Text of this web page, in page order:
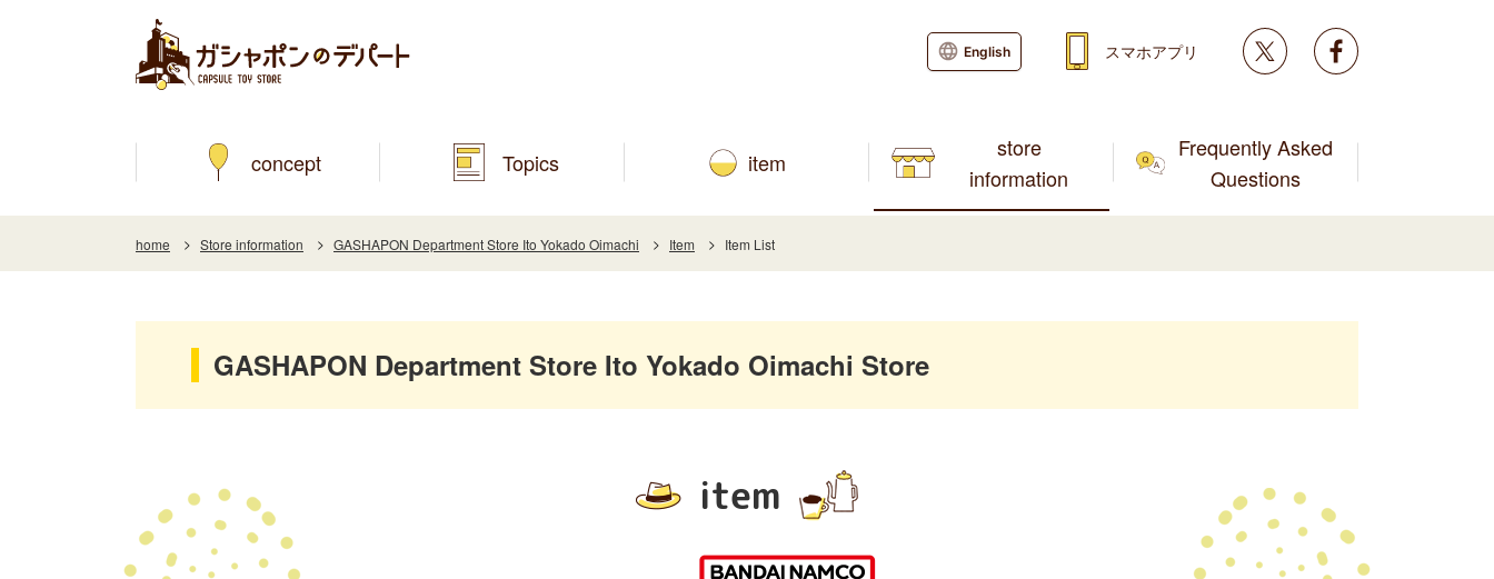
concept Topics item
store
information
Frequently Asked
Questions
English スマホアプリ Twitter
home Store information GASHAPON Department Store Ito Yokado Oimachi Item Item List
GASHAPON Department Store Ito Yokado Oimachi Store
item